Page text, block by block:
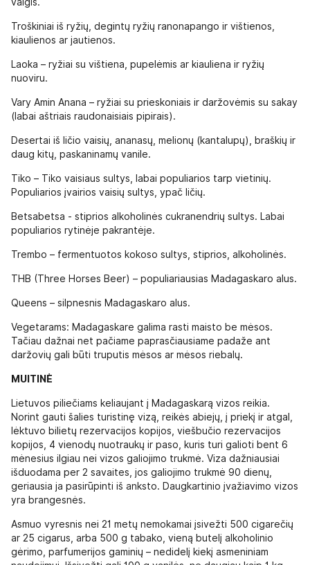
Troškiniai iš ryžių, degintų ryžių ranonapango ir vištienos,
kiaulienos ar jautienos.
Laoka – ryžiai su vištiena, pupelėmis ar kiauliena ir ryžių
nuoviru.
Vary Amin Anana – ryžiai su prieskoniais ir daržovėmis su sakay
(labai aštriais raudonaisiais pipirais).
Desertai iš ličio vaisių, ananasų, melionų (kantalupų), braškių ir
daug kitų, paskaninamų vanile.
Tiko – Tiko vaisiaus sultys, labai populiarios tarp vietinių.
Populiarios įvairios vaisių sultys, ypač ličių.
Betsabetsa - stiprios alkoholinės cukranendrių sultys. Labai
populiarios rytinėje pakrantėje.
Trembo – fermentuotos kokoso sultys, stiprios, alkoholinės.
THB (Three Horses Beer) – populiariausias Madagaskaro alus.
Queens – silpnesnis Madagaskaro alus.
Vegetarams: Madagaskare galima rasti maisto be mėsos.
Tačiau dažnai net pačiame paprasčiausiame padaže ant
daržovių gali būti truputis mėsos ar mėsos riebalų.
MUITINĖ
Lietuvos piliečiams keliaujant į Madagaskarą vizos reikia.
Norint gauti šalies turistinę vizą, reikės abiejų, į priekį ir atgal,
lėktuvo bilietų rezervacijos kopijos, viešbučio rezervacijos
kopijos, 4 vienodų nuotraukų ir paso, kuris turi galioti bent 6
mėnesius ilgiau nei vizos galiojimo trukmė. Viza dažniausiai
išduodama per 2 savaites, jos galiojimo trukmė 90 dienų,
geriausia ja pasirūpinti iš anksto. Daugkartinio įvažiavimo vizos
yra brangesnės.
Asmuo vyresnis nei 21 metų nemokamai įsivežti 500 cigarečių
ar 25 cigarus, arba 500 g tabako, vieną butelį alkoholinio
gėrimo, parfumerijos gaminių – nedidelį kiekį asmeniniam